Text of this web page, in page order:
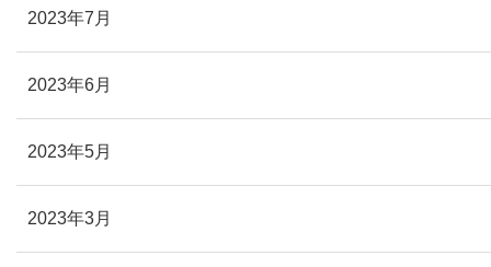
2023年7月
2023年6月
2023年5月
2023年3月